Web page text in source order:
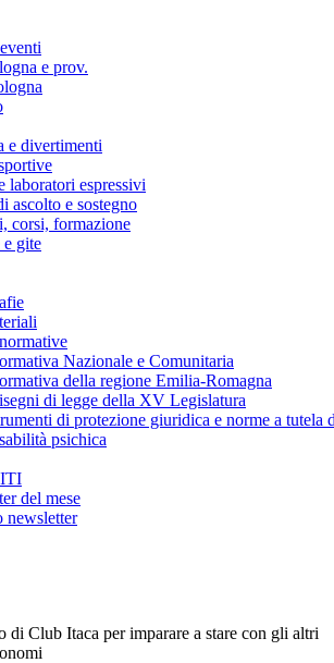
e prov.
e divertimenti
laboratori espressivi
ascolto e sostegno
corsi, formazione
e gite
Nazionale e Comunitaria
della regione Emilia-Romagna
di legge della XV Legislatura
di protezione giuridica e norme a tutela
psichica
del mese
newsletter
di Club Itaca per imparare a stare con gli altri